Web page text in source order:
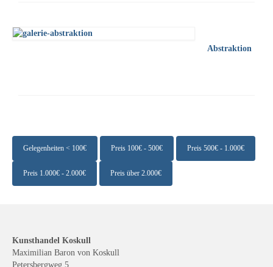
Kunst nach 1945
Ferdinand Springer
Arne Siegfried
Unbekannt
Abstraktion
Gelegenheiten < 100€ Preis 100€ - 500€ Preis 500€ - 1.000€
Preis 1.000€ - 2.000€ Preis über 2.000€
Kunsthandel Koskull
Maximilian Baron von Koskull
Petersbergweg 5